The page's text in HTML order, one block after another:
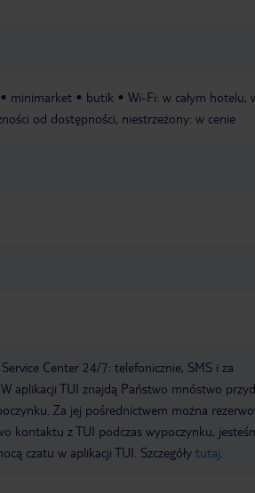
minimarket butik
Wi-Fi: w całym hotelu,
od dostępności, niestrzeżony: w cenie
Center 24/7: telefonicznie, SMS i za
aplikacji TUI znajdą Państwo mnóstwo
Za jej pośrednictwem można
kontaktu z TUI podczas wypoczynku,
czatu w aplikacji TUI. Szczegóły tutaj